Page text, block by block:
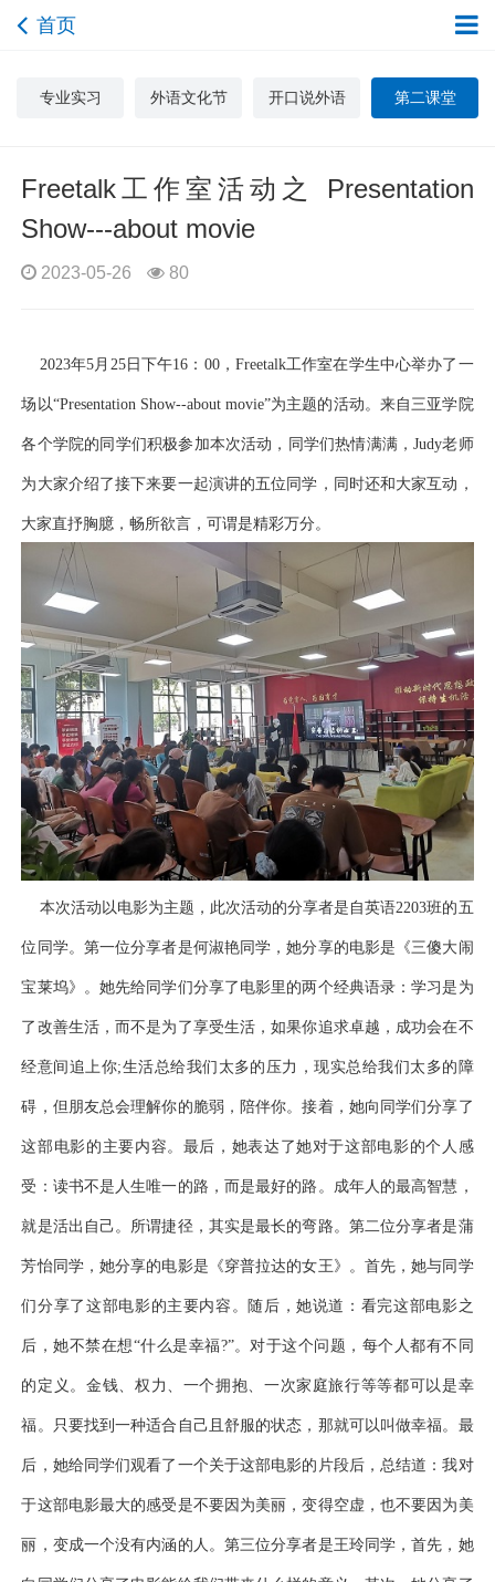
首页
专业实习 外语文化节 开口说外语 第二课堂
Freetalk工作室活动之 Presentation
Show---about movie
2023-05-26 80
2023年5月25日下午16：00，Freetalk工作室在学生中心举办了一
场以“Presentation Show--about movie”为主题的活动。来自三亚学院
各个学院的同学们积极参加本次活动，同学们热情满满，Judy老师
为大家介绍了接下来要一起演讲的五位同学，同时还和大家互动，
大家直抒胸臆，畅所欲言，可谓是精彩万分。
本次活动以电影为主题，此次活动的分享者是自英语2203班的五
位同学。第一位分享者是何淑艳同学，她分享的电影是《三傻大闹
宝莱坞》。她先给同学们分享了电影里的两个经典语录：学习是为
了改善生活，而不是为了享受生活，如果你追求卓越，成功会在不
经意间追上你;生活总给我们太多的压力，现实总给我们太多的障
碍，但朋友总会理解你的脆弱，陪伴你。接着，她向同学们分享了
这部电影的主要内容。最后，她表达了她对于这部电影的个人感
受：读书不是人生唯一的路，而是最好的路。成年人的最高智慧，
就是活出自己。所谓捷径，其实是最长的弯路。第二位分享者是蒲
芳怡同学，她分享的电影是《穿普拉达的女王》。首先，她与同学
们分享了这部电影的主要内容。随后，她说道：看完这部电影之
后，她不禁在想“什么是幸福?”。对于这个问题，每个人都有不同
的定义。金钱、权力、一个拥抱、一次家庭旅行等等都可以是幸
福。只要找到一种适合自己且舒服的状态，那就可以叫做幸福。最
后，她给同学们观看了一个关于这部电影的片段后，总结道：我对
于这部电影最大的感受是不要因为美丽，变得空虚，也不要因为美
丽，变成一个没有内涵的人。第三位分享者是王玲同学，首先，她